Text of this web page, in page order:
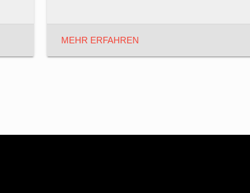
MEHR ERFAHREN